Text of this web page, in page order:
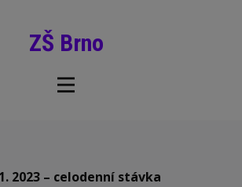
ZŠ Brno
2023 – celodenní stávka